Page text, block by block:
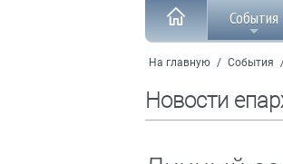
События
На главную / События
Новости